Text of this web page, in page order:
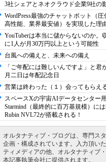
3社シェアとネオクラウド企業9社の
WordPress最強のチャットボット（
高性能、業界最安値）を実現した理
YouTuberは本当に儲からないのか。
に1人が月30万円以上という可能性
台風への備えと、未来への備え
「ご年配には難しいんですよ」と君
月二日は年配記念日
営業は終わった（１）会ってもらえ
スペースXの宇宙AIデータセンター
Starmind（最終的に百万基規模）に
Rubin NVL72が搭載される！
オルタナティブ・ブログは、専門スタ
企画・構成されています。入力頂い
ティメディアの他、オルタナティブ
本記事執筆会社に提供されます。